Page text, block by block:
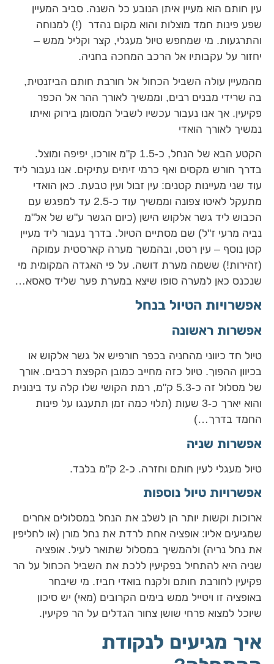
עין חותם הוא מעיין איתן הנובע כל השנה. סביב המעיין
שפע פינות חמד מוצלות והוא מקום נהדר (!) למנוחה
והתרגעות. מי שמחפש טיול מעגלי, קצר וקליל ממש –
יחזור על עקבותיו אל הרכב המחכה בחניה.
מהמעיין עולה השביל הכחול אל חורבת חותם הביזנטית,
בה שרידי מבנים רבים, וממשיך לאורך ההר אל הכפר
פקיעין. אך אנו נעבור עכשיו לשביל המסומן בירוק ואיתו
נמשיך לאורך הואדי
הקטע הבא של הנחל, כ-1.5 ק"מ אורכו, יפיפה ומוצל.
בדרך חורש מקסים ואף כרמי זיתים עתיקים. אנו נעבור ליד
עוד שני מעיינות קטנים: עין זבול ועין טבעת. כאן הואדי
מתעקל לאיטו צפונה וממשיך עוד כ-2.5 עד למפגש עם
הכבוש ליד גשר אלקוש הישן (כיום הגשר ע"ש של אל"מ
נביה מרעי ז"ל) שם מסתיים הטיול. בדרך נעבור ליד מעיין
קטן נוסף – עין רטט, ובהמשך מערה קארסטית עמוקה
(זהירות!) ששמה מערת דושה. על פי האגדה המקומית מי
שנכנס כאן למערה סופו שיצא במערת פער שליד סאסא…
אפשרויות הטיול בנחל
אפשרות ראשונה
טיול חד כיווני מהחניה בכפר חורפיש אל גשר אלקוש או
בכיוון ההפוך. טיול כזה מחייב כמובן הקפצת רכבים. אורך
של מסלול זה כ-5.3 ק"מ, רמת הקושי שלו קלה עד בינונית
והוא יארך כ-3 שעות (תלוי כמה זמן תתענגו על פינות
החמד בדרך…)
אפשרות שניה
טיול מעגלי לעין חותם וחזרה. כ-2 ק"מ בלבד.
אפשרויות טיול נוספות
ארוכות וקשות יותר הן לשלב את הנחל במסלולים אחרים
שמגיעים אליו: אופציה אחת לרדת את נחל מורן (או לחליפין
את נחל נריה) ולהמשיך במסלול שתואר לעיל. אופציה
שניה היא להתחיל בפקיעין ללכת את השביל הכחול על הר
פקיעין לחורבת חותם ולקנח בואדי חביז. מי שיבחר
באופציה זו ויטייל ממש בימים הקרובים (מאי) יש סיכון
שיוכל למצוא פרחי שושן צחור הגדלים על הר פקיעין.
איך מגיעים לנקודת